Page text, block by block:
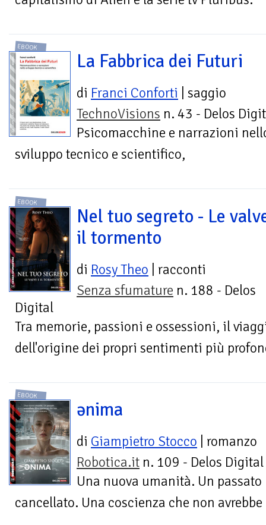
EBOOK
La Fabbrica dei Futuri
di Franci Conforti | saggio
TechnoVisions n. 43 - Delos
Psicomacchine e narrazioni
sviluppo tecnico e scientifico,
EBOOK
Nel tuo segreto - Le
il tormento
di Rosy Theo | racconti
Senza sfumature n. 188 - Delos
Digital
Tra memorie, passioni e ossessioni, il
dell'origine dei propri sentimenti più
EBOOK
ənima
di Giampietro Stocco | romanzo
Robotica.it n. 109 - Delos Digital
Una nuova umanità. Un passato
cancellato. Una coscienza che non